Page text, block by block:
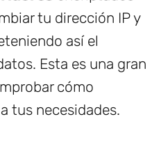
tu dirección IP y
así el
Esta es una gran
cómo
tus necesidades.